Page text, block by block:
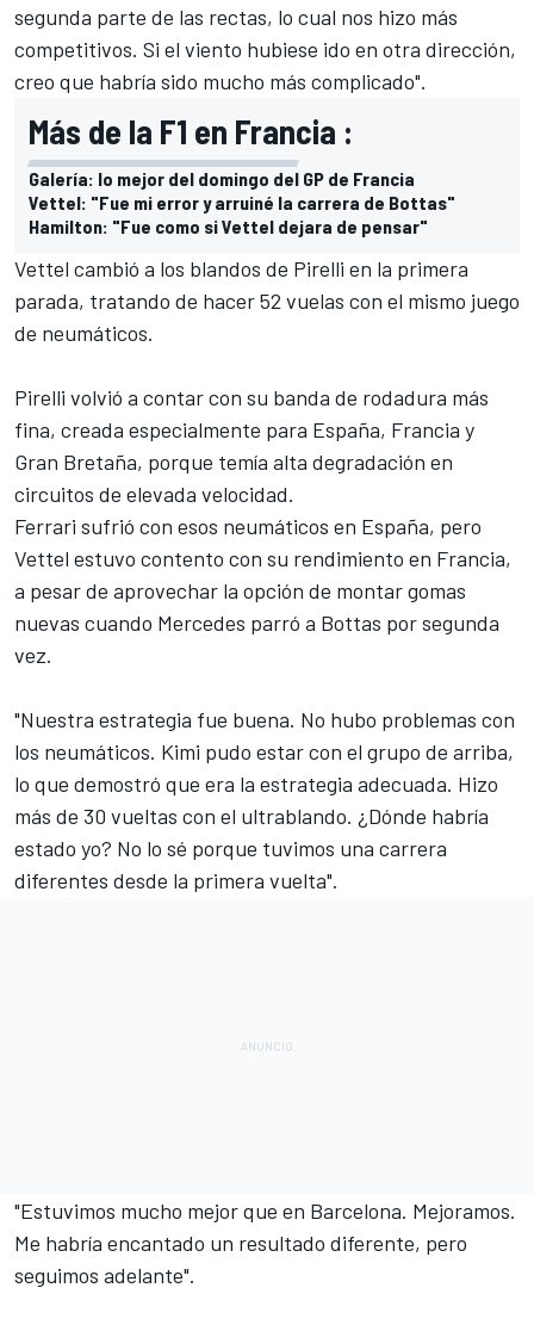
segunda parte de las rectas, lo cual nos hizo más
competitivos. Si el viento hubiese ido en otra dirección,
creo que habría sido mucho más complicado".
Más de la F1 en Francia :
Galería: lo mejor del domingo del GP de Francia
Vettel: "Fue mi error y arruiné la carrera de Bottas"
Hamilton: "Fue como si Vettel dejara de pensar"
Vettel cambió a los blandos de Pirelli en la primera
parada, tratando de hacer 52 vuelas con el mismo juego
de neumáticos.
Pirelli volvió a contar con su banda de rodadura más
fina, creada especialmente para España, Francia y
Gran Bretaña, porque temía alta degradación en
circuitos de elevada velocidad.
Ferrari sufrió con esos neumáticos en España, pero
Vettel estuvo contento con su rendimiento en Francia,
a pesar de aprovechar la opción de montar gomas
nuevas cuando Mercedes parró a Bottas por segunda
vez.
"Nuestra estrategia fue buena. No hubo problemas con
los neumáticos. Kimi pudo estar con el grupo de arriba,
lo que demostró que era la estrategia adecuada. Hizo
más de 30 vueltas con el ultrablando. ¿Dónde habría
estado yo? No lo sé porque tuvimos una carrera
diferentes desde la primera vuelta".
"Estuvimos mucho mejor que en Barcelona. Mejoramos.
Me habría encantado un resultado diferente, pero
seguimos adelante".